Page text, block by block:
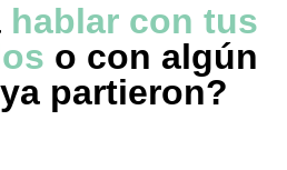
hablar con tus
o con algún
partieron?